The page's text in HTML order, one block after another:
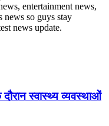
entertainment news,
so guys stay
news update.
स्वास्थ्य व्यवस्थाओं